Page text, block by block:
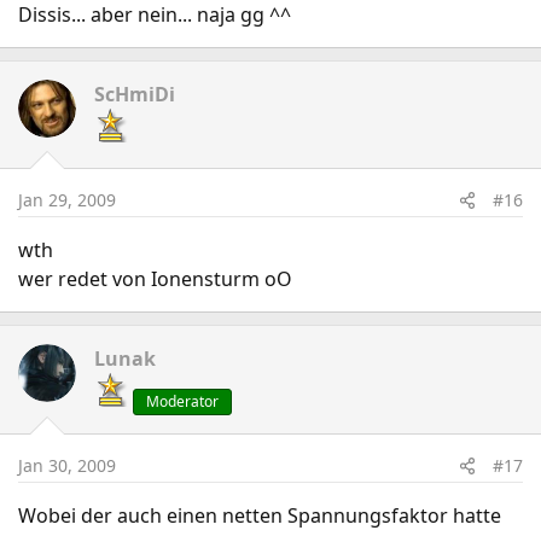
Dissis... aber nein... naja gg ^^
ScHmiDi
Jan 29, 2009 #16
wth
wer redet von Ionensturm oO
Lunak
Moderator
Jan 30, 2009 #17
Wobei der auch einen netten Spannungsfaktor hatte